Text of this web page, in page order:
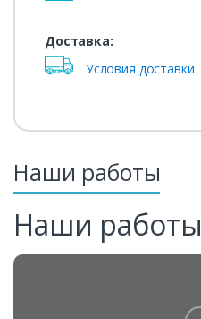
Доставка:
Условия доставки
Наши работы
Наши работы